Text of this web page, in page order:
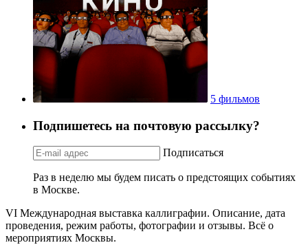
5 фильмов
Подпишетесь на почтовую рассылку?
Подписаться
Раз в неделю мы будем писать о предстоящих событиях
в Москве.
VI Международная выставка каллиграфии. Описание, дата
проведения, режим работы, фотографии и отзывы. Всё о
мероприятиях Москвы.